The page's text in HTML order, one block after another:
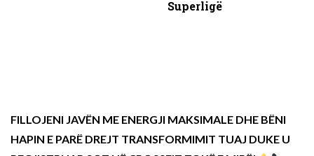
Superligë
FILLOJENI JAVËN ME ENERGJI MAKSIMALE DHE BËNI
HAPIN E PARË DREJT TRANSFORMIMIT TUAJ DUKE U